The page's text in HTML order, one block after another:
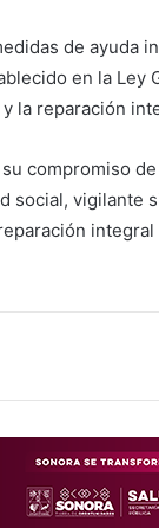
de ayuda
en la Ley
la reparación
compromiso
social, vigilante
integral